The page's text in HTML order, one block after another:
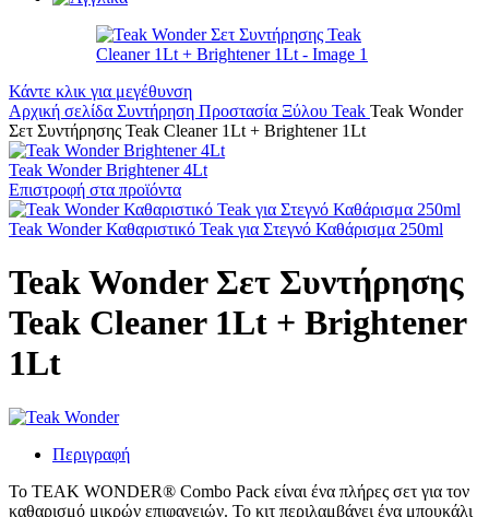
Κάντε κλικ για μεγέθυνση
Αρχική σελίδα Συντήρηση Προστασία Ξύλου Teak Teak Wonder
Σετ Συντήρησης Teak Cleaner 1Lt + Brightener 1Lt
Teak Wonder Brightener 4Lt
Επιστροφή στα προϊόντα
Teak Wonder Καθαριστικό Teak για Στεγνό Καθάρισμα 250ml
Teak Wonder Σετ Συντήρησης
Teak Cleaner 1Lt + Brightener
1Lt
Περιγραφή
Το TEAK WONDER® Combo Pack είναι ένα πλήρες σετ για τον
καθαρισμό μικρών επιφανειών. Το κιτ περιλαμβάνει ένα μπουκάλι